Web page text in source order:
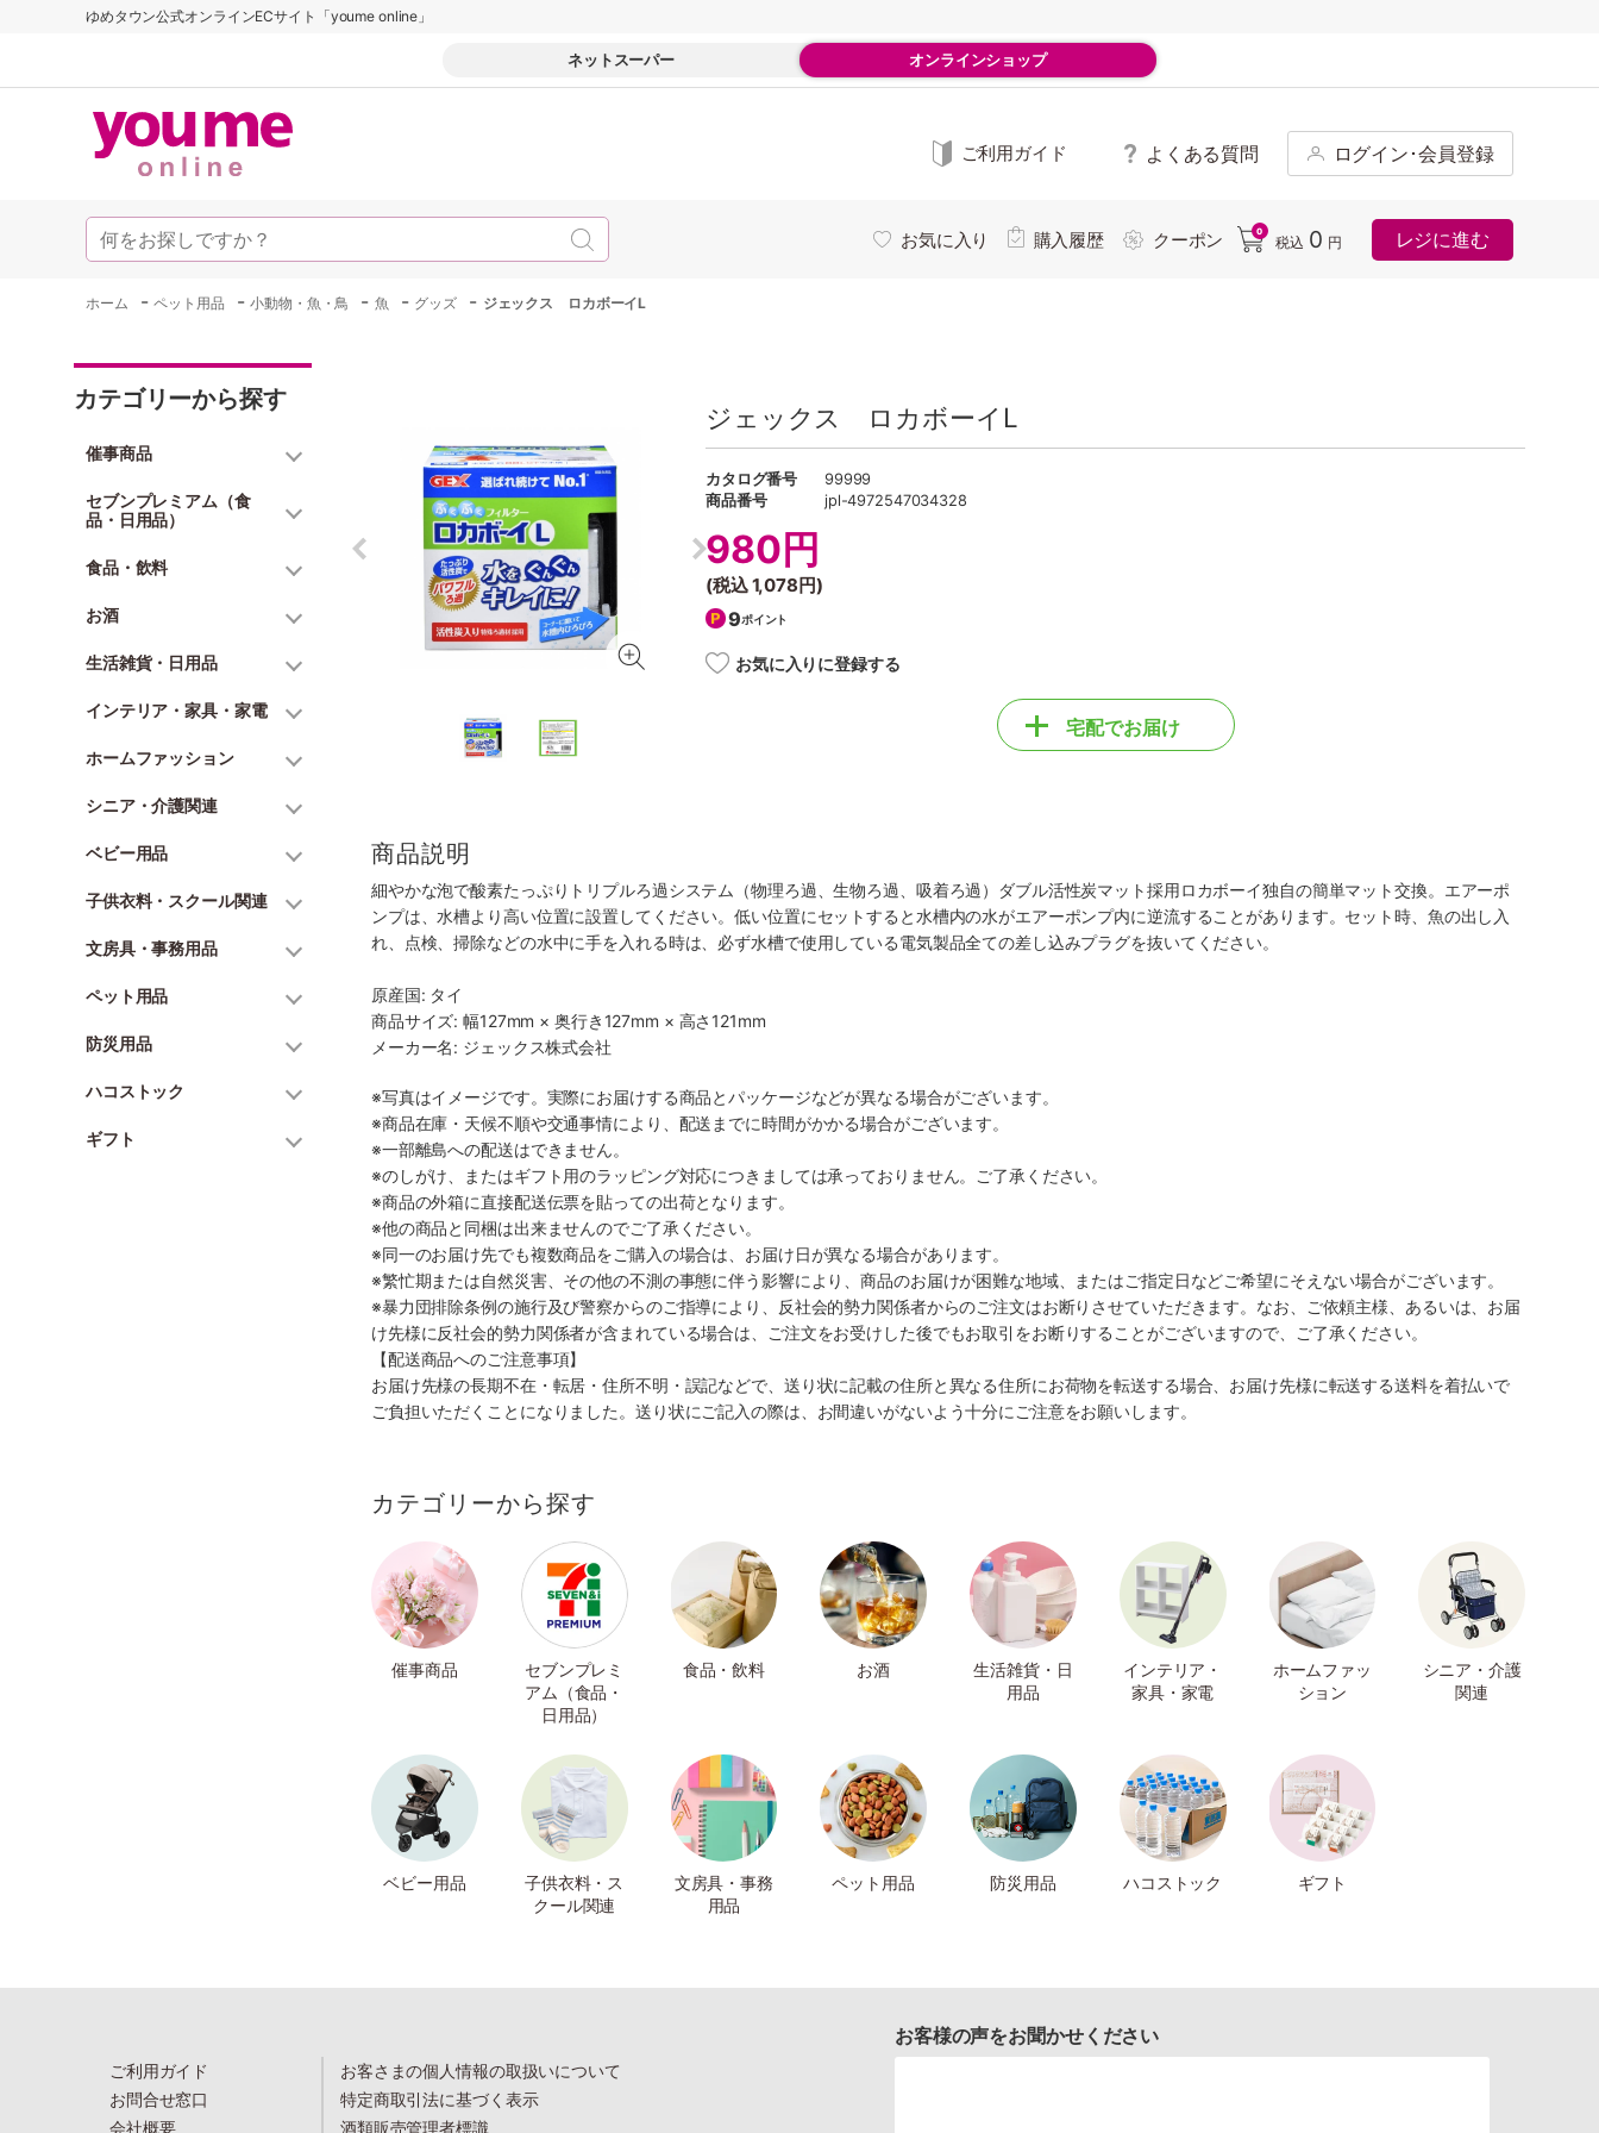
ゆめタウン公式オンラインECサイト「youme online」
ネットスーパー オンラインショップ
ご利用ガイド よくある質問 ログイン･会員登録
お気に入り 購入履歴 クーポン 0
税込 0 円 レジに進む
ホーム -ペット用品 -小動物・魚・鳥 - 魚 - グッズ - ジェックス ロカボーイL
カテゴリーから探す
催事商品
セブンプレミアム（食
品・日用品）
食品・飲料
お酒
生活雑貨・日用品
インテリア・家具・家電
ホームファッション
シニア・介護関連
ベビー用品
子供衣料・スクール関連
文房具・事務用品
ペット用品
防災用品
ハコストック
ギフト
ジェックス ロカボーイL
カタログ番号
99999
商品番号
jpl-4972547034328
980円
(税込1,078円)
9ポイント
お気に入りに登録する
宅配でお届け
商品説明
細やかな泡で酸素たっぷりトリプルろ過システム（物理ろ過、生物ろ過、吸着ろ過）ダブル活性炭マット採用ロカボーイ独自の簡単マット交換。エアーポ
ンプは、水槽より高い位置に設置してください。低い位置にセットすると水槽内の水がエアーポンプ内に逆流することがあります。セット時、魚の出し入
れ、点検、掃除などの水中に手を入れる時は、必ず水槽で使用している電気製品全ての差し込みプラグを抜いてください。
原産国: タイ
商品サイズ: 幅127mm × 奥行き127mm × 高さ121mm
メーカー名: ジェックス株式会社
※写真はイメージです。実際にお届けする商品とパッケージなどが異なる場合がございます。
※商品在庫・天候不順や交通事情により、配送までに時間がかかる場合がございます。
※一部離島への配送はできません。
※のしがけ、またはギフト用のラッピング対応につきましては承っておりません。ご了承ください。
※商品の外箱に直接配送伝票を貼っての出荷となります。
※他の商品と同梱は出来ませんのでご了承ください。
※同一のお届け先でも複数商品をご購入の場合は、お届け日が異なる場合があります。
※繁忙期または自然災害、その他の不測の事態に伴う影響により、商品のお届けが困難な地域、またはご指定日などご希望にそえない場合がございます。
※暴力団排除条例の施行及び警察からのご指導により、反社会的勢力関係者からのご注文はお断りさせていただきます。なお、ご依頼主様、あるいは、お届
け先様に反社会的勢力関係者が含まれている場合は、ご注文をお受けした後でもお取引をお断りすることがございますので、ご了承ください。
【配送商品へのご注意事項】
お届け先様の長期不在・転居・住所不明・誤記などで、送り状に記載の住所と異なる住所にお荷物を転送する場合、お届け先様に転送する送料を着払いで
ご負担いただくことになりました。送り状にご記入の際は、お間違いがないよう十分にご注意をお願いします。
カテゴリーから探す
催事商品
セブンプレミ
アム（食品・
日用品）
食品・飲料 お酒
生活雑貨・日
用品
インテリア・
家具・家電
ホームファッ
ション
シニア・介護
関連
ベビー用品
子供衣料・ス
クール関連
文房具・事務
用品
ペット用品 防災用品 ハコストック ギフト
ご利用ガイド
お問合せ窓口
会社概要
お客さまの個人情報の取扱いについて
特定商取引法に基づく表示
酒類販売管理者標識
お客様の声をお聞かせください